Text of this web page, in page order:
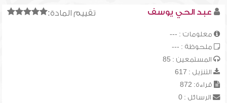
تقييم المادة: عبد الحي يوسف
معلومات : ---
ملحوظة : ---
المستمعين : 85
التنزيل : 617
قراءة: 872
الرسائل : 0